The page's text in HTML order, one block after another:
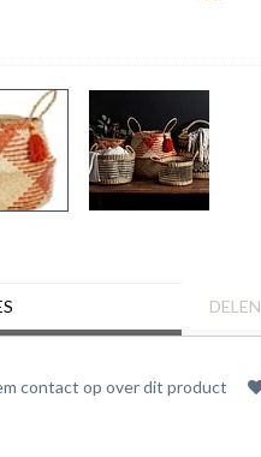
DELEN
contact op over dit product